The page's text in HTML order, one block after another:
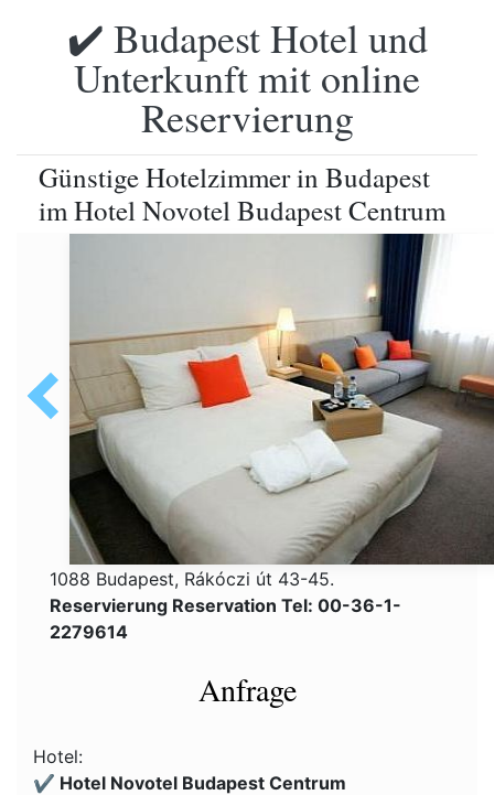
✔️ Budapest Hotel und
Unterkunft mit online
Reservierung
Günstige Hotelzimmer in Budapest
im Hotel Novotel Budapest Centrum
1088 Budapest, Rákóczi út 43-45.
Reservierung Reservation Tel: 00-36-1-
2279614
Anfrage
Hotel:
✔️ Hotel Novotel Budapest Centrum